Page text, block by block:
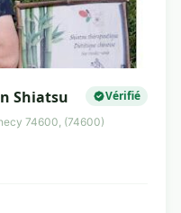
Shiatsu Vérifié
74600, (74600)